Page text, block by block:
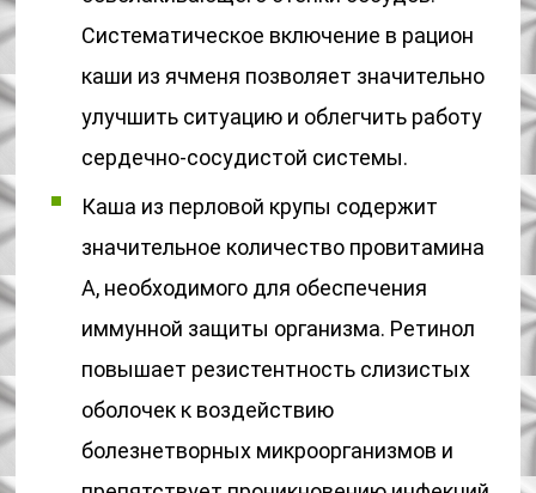
Систематическое включение в рацион
каши из ячменя позволяет значительно
улучшить ситуацию и облегчить работу
сердечно-сосудистой системы.
Каша из перловой крупы содержит
значительное количество провитамина
А, необходимого для обеспечения
иммунной защиты организма. Ретинол
повышает резистентность слизистых
оболочек к воздействию
болезнетворных микроорганизмов и